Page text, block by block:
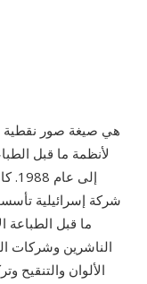
ما قبل الطباعة
الناشرين وشركات
الألوان والتنقيح